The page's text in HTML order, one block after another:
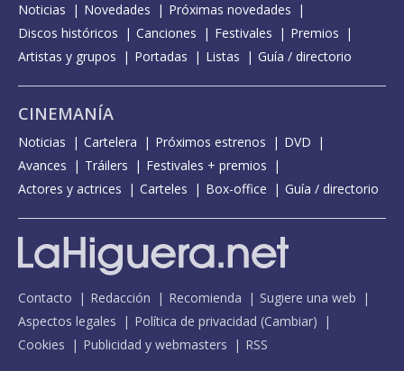
Noticias Novedades
Próximas novedades
Discos históricos
Canciones Festivales
Premios
Artistas y grupos
Portadas Listas Guía / directorio
CINEMANÍA
Noticias Cartelera Próximos estrenos
DVD
Avances
Tráilers
Festivales + premios
Actores y actrices
Carteles Box-office Guía / directorio
Contacto Redacción Recomienda
Sugiere una web
Aspectos legales
Política de privacidad (Cambiar)
Cookies
Publicidad y webmasters RSS